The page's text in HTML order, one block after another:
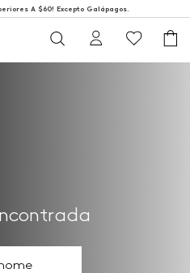
A $60! Excepto Galápagos.